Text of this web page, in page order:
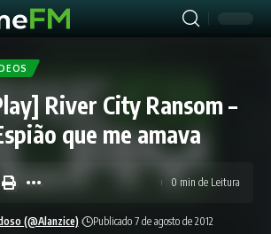
River City Ransom –
que me amava
(@Alanzice) Publicado 7 de agosto de 2012
0 min de Leitura